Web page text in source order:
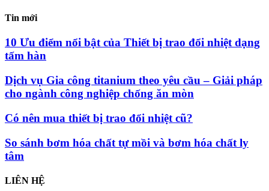
Tin mới
10 Ưu điểm nổi bật của Thiết bị trao đổi nhiệt dạng
tấm hàn
Dịch vụ Gia công titanium theo yêu cầu – Giải pháp
cho ngành công nghiệp chống ăn mòn
Có nên mua thiết bị trao đổi nhiệt cũ?
So sánh bơm hóa chất tự mồi và bơm hóa chất ly
tâm
LIÊN HỆ